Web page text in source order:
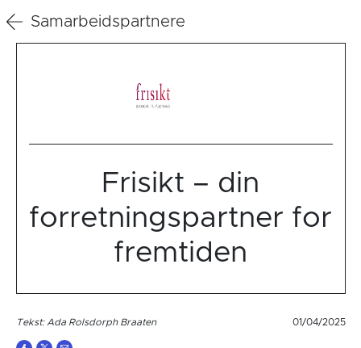
Samarbeidspartnere
Frisikt – din
forretningspartner for
fremtiden
Tekst: Ada Rolsdorph Braaten 01/04/2025